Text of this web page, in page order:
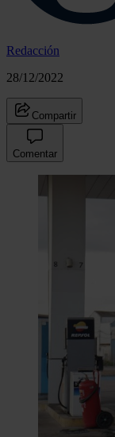
Redacción
28/12/2022
Compartir
Comentar